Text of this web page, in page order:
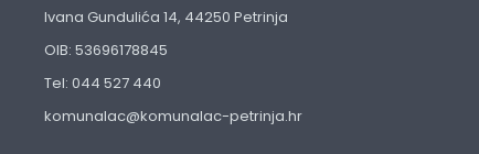
Ivana Gundulića 14, 44250 Petrinja
OIB: 53696178845
Tel: 044 527 440
komunalac@komunalac-petrinja.hr